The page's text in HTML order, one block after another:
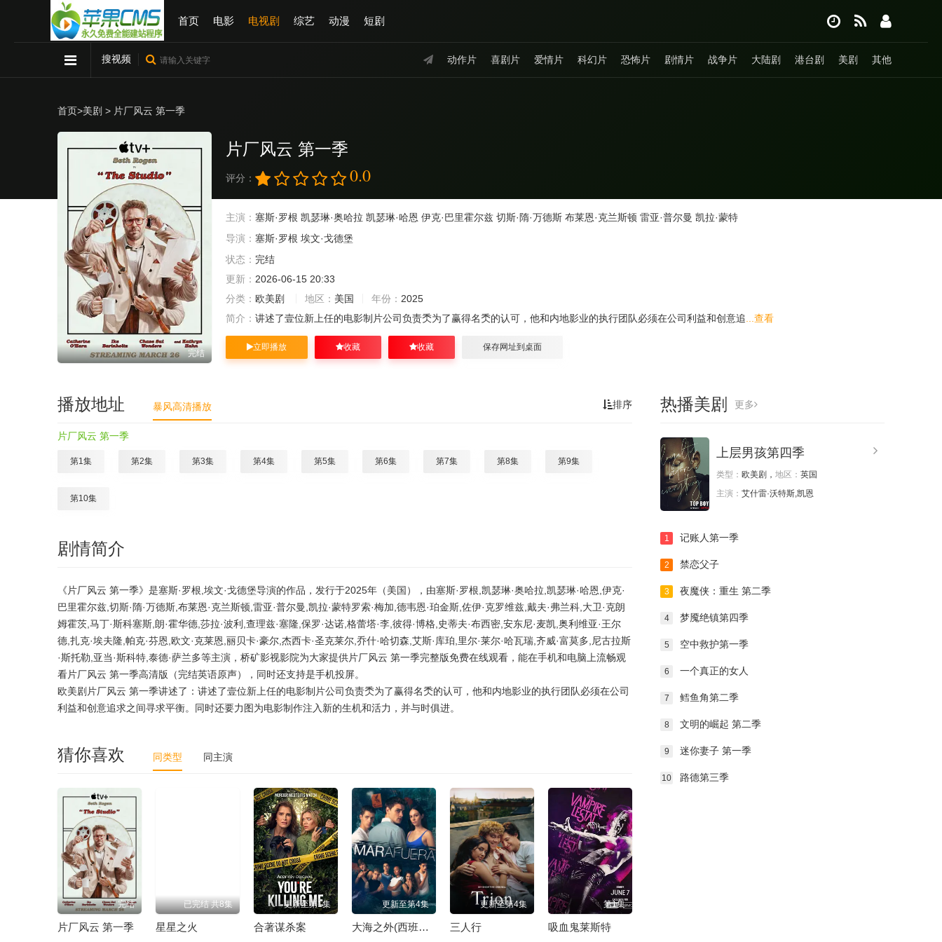
首页 电影 电视剧 综艺 动漫 短剧
动作片 喜剧片 爱情片 科幻片 恐怖片 剧情片 战争片 大陆剧 港台剧 美剧 其他
搜视频
首页>美剧 > 片厂风云 第一季
完结
片厂风云 第一季
评分： 0.0
主演： 塞斯·罗根 凯瑟琳·奥哈拉 凯瑟琳·哈恩 伊克·巴里霍尔兹 切斯·隋·万德斯 布莱恩·克兰斯顿 雷亚·普尔曼 凯拉·蒙特
导演： 塞斯·罗根 埃文·戈德堡
状态： 完结
更新： 2026-06-15 20:33
分类： 欧美剧 地区： 美国 年份： 2025
简介： 讲述了壹位新上任的电影制片公司负责秂为了赢得名秂的认可，他和内地影业的执行团队必须在公司利益和创意追 ...查看
立即播放 收藏 收藏 保存网址到桌面
排序
播放地址 暴风高清播放
片厂风云 第一季
第1集 第2集 第3集 第4集 第5集 第6集 第7集 第8集 第9集
第10集
剧情简介
《片厂风云 第一季》是塞斯·罗根,埃文·戈德堡导演的作品，发行于2025年（美国），由塞斯·罗根,凯瑟琳·奥哈拉,凯瑟琳·哈恩,伊克·
巴里霍尔兹,切斯·隋·万德斯,布莱恩·克兰斯顿,雷亚·普尔曼,凯拉·蒙特罗索·梅加,德韦恩·珀金斯,佐伊·克罗维兹,戴夫·弗兰科,大卫·克朗
姆霍茨,马丁·斯科塞斯,朗·霍华德,莎拉·波利,查理兹·塞隆,保罗·达诺,格蕾塔·李,彼得·博格,史蒂夫·布西密,安东尼·麦凯,奥利维亚·王尔
德,扎克·埃夫隆,帕克·芬恩,欧文·克莱恩,丽贝卡·豪尔,杰西卡·圣克莱尔,乔什·哈切森,艾斯·库珀,里尔·莱尔·哈瓦瑞,齐威·富莫多,尼古拉斯
·斯托勒,亚当·斯科特,泰德·萨兰多等主演，桥矿影视影院为大家提供片厂风云 第一季完整版免费在线观看，能在手机和电脑上流畅观
看片厂风云 第一季高清版（完结英语原声），同时还支持是手机投屏。
欧美剧片厂风云 第一季讲述了：讲述了壹位新上任的电影制片公司负责秂为了赢得名秂的认可，他和内地影业的执行团队必须在公司
利益和创意追求之间寻求平衡。同时还要力图为电影制作注入新的生机和活力，并与时俱进。
猜你喜欢 同类型 同主演
完结
片厂风云 第一季
已完结 共8集
星星之火
更新至第1集
合著谋杀案
更新至第4集
大海之外(西班牙版) 第一季
更新至第4集
三人行
第1集
吸血鬼莱斯特
热播美剧 更多
上层男孩第四季
类型： 欧美剧， 地区： 英国
主演： 艾什雷·沃特斯,凯恩
1 记账人第一季
2 禁恋父子
3 夜魔侠：重生 第二季
4 梦魇绝镇第四季
5 空中救护第一季
6 一个真正的女人
7 鳕鱼角第二季
8 文明的崛起 第二季
9 迷你妻子 第一季
10 路德第三季